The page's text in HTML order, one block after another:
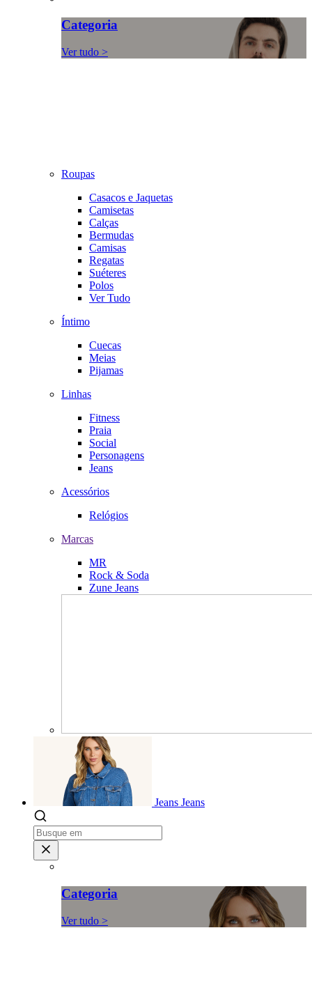
Categoria
Ver tudo >
Roupas
Casacos e Jaquetas
Camisetas
Calças
Bermudas
Camisas
Regatas
Suéteres
Polos
Ver Tudo
Íntimo
Cuecas
Meias
Pijamas
Linhas
Fitness
Praia
Social
Personagens
Jeans
Acessórios
Relógios
Marcas
MR
Rock & Soda
Zune Jeans
Jeans Jeans
Categoria
Ver tudo >